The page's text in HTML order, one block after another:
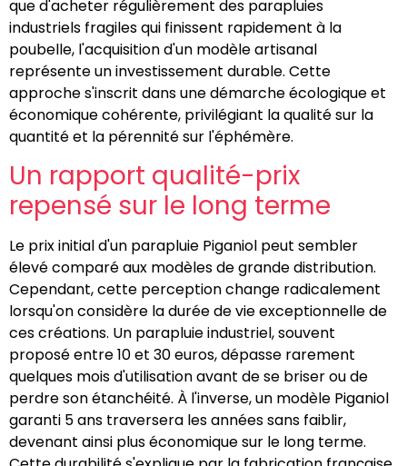
que d'acheter régulièrement des parapluies
industriels fragiles qui finissent rapidement à la
poubelle, l'acquisition d'un modèle artisanal
représente un investissement durable. Cette
approche s'inscrit dans une démarche écologique et
économique cohérente, privilégiant la qualité sur la
quantité et la pérennité sur l'éphémère.
Un rapport qualité-prix
repensé sur le long terme
Le prix initial d'un parapluie Piganiol peut sembler
élevé comparé aux modèles de grande distribution.
Cependant, cette perception change radicalement
lorsqu'on considère la durée de vie exceptionnelle de
ces créations. Un parapluie industriel, souvent
proposé entre 10 et 30 euros, dépasse rarement
quelques mois d'utilisation avant de se briser ou de
perdre son étanchéité. À l'inverse, un modèle Piganiol
garanti 5 ans traversera les années sans faiblir,
devenant ainsi plus économique sur le long terme.